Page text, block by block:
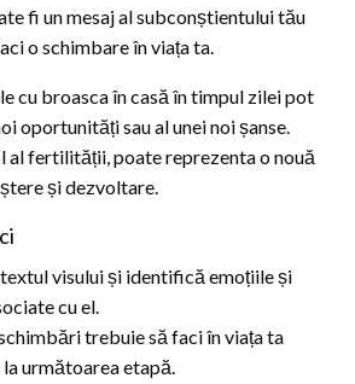
fi un mesaj al subconștientului tău
o schimbare în viața ta.
cu broasca în casă în timpul zilei pot
oportunități sau al unei noi șanse.
al fertilității, poate reprezenta o nouă
și dezvoltare.
visului și identifică emoțiile și
cu el.
trebuie să faci în viața ta
următoarea etapă.